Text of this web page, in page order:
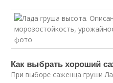
Как выбрать хороший
При выборе саженца груши